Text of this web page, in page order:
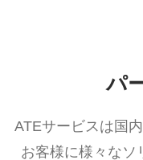
パ
ATEサービスは国
お客様に様々なソ